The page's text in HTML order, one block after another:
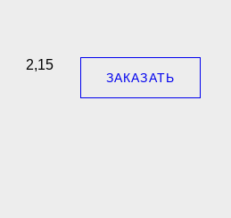
2,15
ЗАКАЗАТЬ